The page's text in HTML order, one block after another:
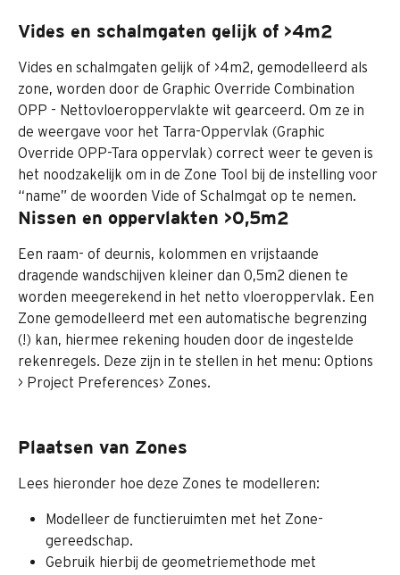
Vides en schalmgaten gelijk of >4m2
Vides en schalmgaten gelijk of >4m2, gemodelleerd als
zone, worden door de Graphic Override Combination
OPP - Nettovloeroppervlakte wit gearceerd. Om ze in
de weergave voor het Tarra-Oppervlak (Graphic
Override OPP-Tara oppervlak) correct weer te geven is
het noodzakelijk om in de Zone Tool bij de instelling voor
“name” de woorden Vide of Schalmgat op te nemen.
Nissen en oppervlakten >0,5m2
Een raam- of deurnis, kolommen en vrijstaande
dragende wandschijven kleiner dan 0,5m2 dienen te
worden meegerekend in het netto vloeroppervlak. Een
Zone gemodelleerd met een automatische begrenzing
(!) kan, hiermee rekening houden door de ingestelde
rekenregels. Deze zijn in te stellen in het menu: Options
> Project Preferences> Zones.
Plaatsen van Zones
Lees hieronder hoe deze Zones te modelleren:
Modelleer de functieruimten met het Zone-
gereedschap.
Gebruik hierbij de geometriemethode met